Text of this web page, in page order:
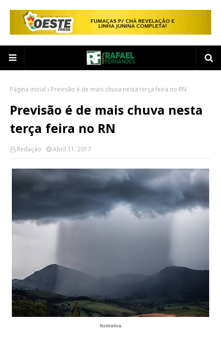
Página inicial Previsão é de mais chuva nesta terça feira no RN
Previsão é de mais chuva nesta
terça feira no RN
Redação Abril 11, 2017
Ilustrativa